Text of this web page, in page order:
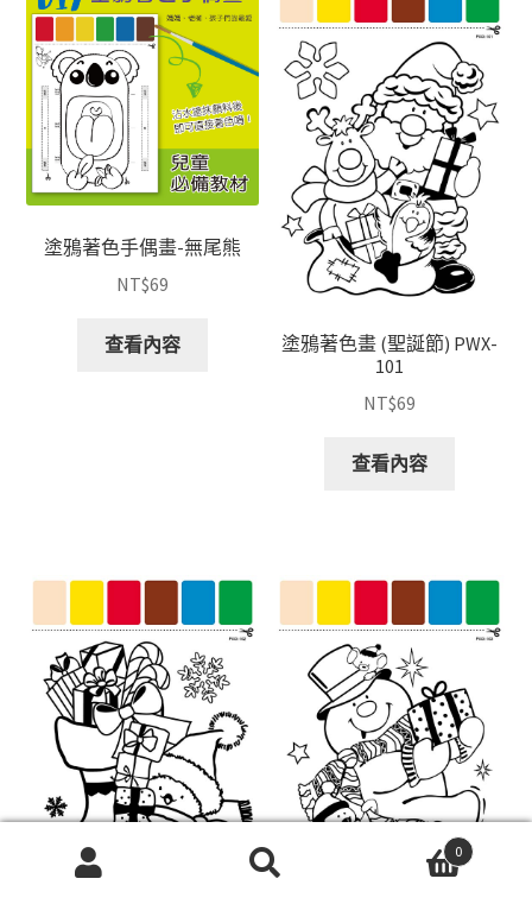
塗鴉著色手偶畫-無尾熊
NT$69
查看內容
塗鴉著色畫 (聖誕節) PWX-
101
NT$69
查看內容
0